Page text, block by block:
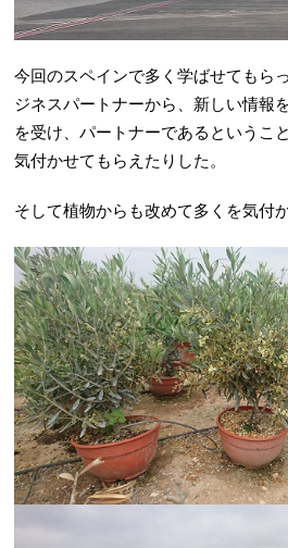
今回のスペインで多く学ばせてもら
ジネスパートナーから、新しい情報
を受け、パートナーであるというこ
気付かせてもらえたりした。
そして植物からも改めて多くを気付